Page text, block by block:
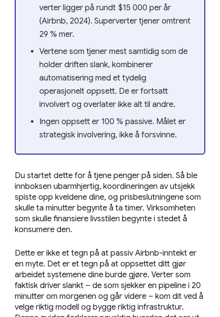
verter ligger på rundt $15 000 per år
(Airbnb, 2024). Superverter tjener omtrent
29 % mer.
Vertene som tjener mest samtidig som de
holder driften slank, kombinerer
automatisering med et tydelig
operasjonelt oppsett. De er fortsatt
involvert og overlater ikke alt til andre.
Ingen oppsett er 100 % passive. Målet er
strategisk involvering, ikke å forsvinne.
Du startet dette for å tjene penger på siden. Så ble
innboksen ubarmhjertig, koordineringen av utsjekk
spiste opp kveldene dine, og prisbeslutningene som
skulle ta minutter begynte å ta timer. Virksomheten
som skulle finansiere livsstilen begynte i stedet å
konsumere den.
Dette er ikke et tegn på at passiv Airbnb-inntekt er
en myte. Det er et tegn på at oppsettet ditt gjør
arbeidet systemene dine burde gjøre. Verter som
faktisk driver slankt – de som sjekker en pipeline i 20
minutter om morgenen og går videre – kom dit ved å
velge riktig modell og bygge riktig infrastruktur.